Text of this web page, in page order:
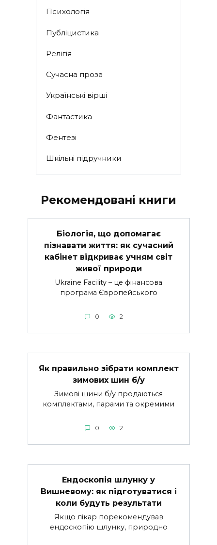
Психологія
Публіцистика
Релігія
Сучасна проза
Українські вірші
Фантастика
Фентезі
Шкільні підручники
Рекомендовані книги
Біологія, що допомагає
пізнавати життя: як сучасний
кабінет відкриває учням світ
живої природи
Ukraine Facility – це фінансова
програма Європейського
0 2
Як правильно зібрати комплект
зимових шин б/у
Зимові шини б/у продаються
комплектами, парами та окремими
0 2
Ендоскопія шлунку у
Вишневому: як підготуватися і
коли будуть результати
Якщо лікар порекомендував
ендоскопію шлунку, природно